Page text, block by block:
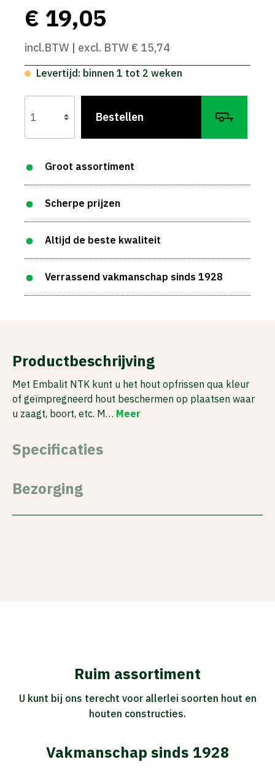
€ 19,05
incl.BTW | excl. BTW € 15,74
Levertijd: binnen 1 tot 2 weken
Bestellen
Groot assortiment
Scherpe prijzen
Altijd de beste kwaliteit
Verrassend vakmanschap sinds 1928
Productbeschrijving
Met Embalit NTK kunt u het hout opfrissen qua kleur
of geïmpregneerd hout beschermen op plaatsen waar
u zaagt, boort, etc. M… Meer
Specificaties
Bezorging
Ruim assortiment
U kunt bij ons terecht voor allerlei soorten hout en
houten constructies.
Vakmanschap sinds 1928